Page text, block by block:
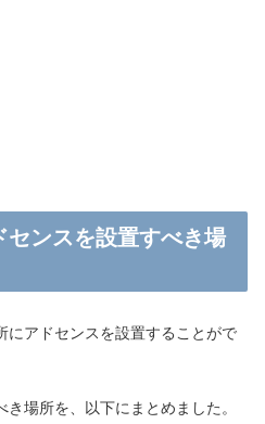
センスを設置すべき場
にアドセンスを設置することがで
場所を、以下にまとめました。